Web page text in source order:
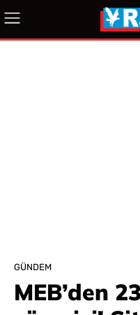
GÜNDEM
MEB’den